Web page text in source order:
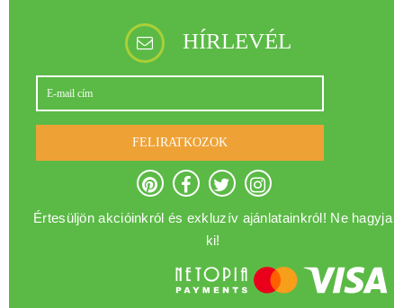
HÍRLEVÉL
FELIRATKOZOK
Értesüljön akcióinkról és exkluzív ajánlatainkról! Ne hagyja
ki!